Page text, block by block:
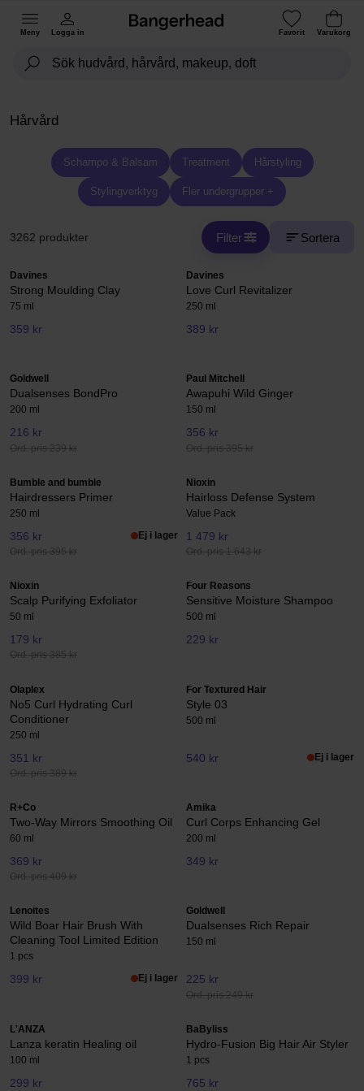
Meny Logga in Favorit Varukorg
Hårvård
Schampo & Balsam Treatment Hårstyling
Stylingverktyg Fler undergrupper +
3262 produkter Filter Sortera
Davines
Strong Moulding Clay
75 ml
359 kr
Davines
Love Curl Revitalizer
250 ml
389 kr
Goldwell
Dualsenses BondPro
200 ml
216 kr
Ord. pris 239 kr
Paul Mitchell
Awapuhi Wild Ginger
150 ml
356 kr
Ord. pris 395 kr
Bumble and bumble
Hairdressers Primer
250 ml
356 kr
Ord. pris 395 kr
Ej i lager
Nioxin
Hairloss Defense System
Value Pack
1 479 kr
Ord. pris 1 643 kr
Nioxin
Scalp Purifying Exfoliator
50 ml
179 kr
Ord. pris 385 kr
Four Reasons
Sensitive Moisture Shampoo
500 ml
229 kr
Olaplex
No5 Curl Hydrating Curl
Conditioner
250 ml
351 kr
Ord. pris 389 kr
For Textured Hair
Style 03
500 ml
540 kr Ej i lager
R+Co
Two-Way Mirrors Smoothing Oil
60 ml
369 kr
Ord. pris 409 kr
Amika
Curl Corps Enhancing Gel
200 ml
349 kr
Lenoites
Wild Boar Hair Brush With
Cleaning Tool Limited Edition
1 pcs
399 kr Ej i lager
Goldwell
Dualsenses Rich Repair
150 ml
225 kr
Ord. pris 249 kr
L'ANZA
Lanza keratin Healing oil
100 ml
299 kr
BaByliss
Hydro-Fusion Big Hair Air Styler
1 pcs
765 kr